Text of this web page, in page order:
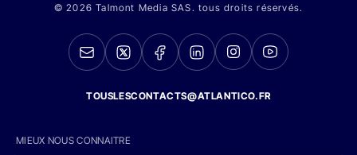
© 2026 Talmont Media SAS. tous droits réservés.
TOUSLESCONTACTS@ATLANTICO.FR
MIEUX NOUS CONNAITRE